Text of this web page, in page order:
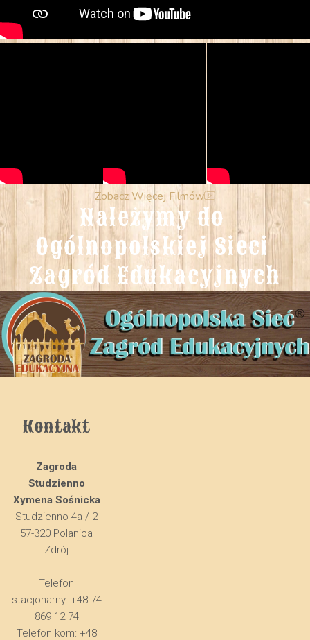
Zobacz Więcej Filmów
Należymy do
Ogólnopolskiej Sieci
Zagród Edukacyjnych
Kontakt
Zagroda
Studzienno
Xymena Sośnicka
Studzienno 4a / 2
57-320 Polanica
Zdrój
Telefon
stacjonarny: +48 74
869 12 74
Telefon kom: +48